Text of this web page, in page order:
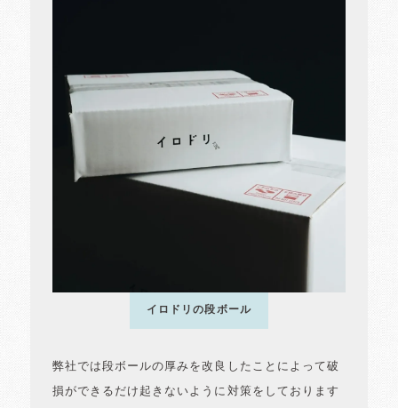
イロドリの段ボール
弊社では段ボールの厚みを改良したことによって破
損ができるだけ起きないように対策をしております